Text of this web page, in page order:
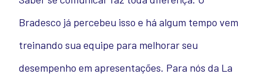
Bradesco já percebeu isso e há algum tempo vem
treinando sua equipe para melhorar seu
desempenho em apresentações. Para nós da La